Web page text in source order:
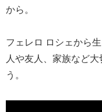
から。
フェレロ ロシェから
人や友人、家族など
う。